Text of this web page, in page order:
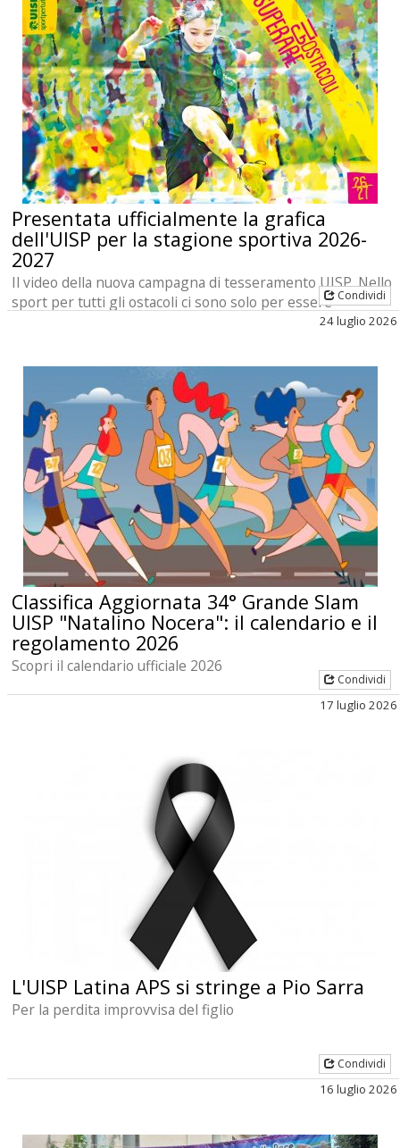
Presentata ufficialmente la grafica
dell'UISP per la stagione sportiva 2026-
2027
Il video della nuova campagna di tesseramento UISP. Nello
sport per tutti gli ostacoli ci sono solo per essere Condividi
24 luglio 2026
Classifica Aggiornata 34° Grande Slam
UISP "Natalino Nocera": il calendario e il
regolamento 2026
Scopri il calendario ufficiale 2026
Condividi
17 luglio 2026
L'UISP Latina APS si stringe a Pio Sarra
Per la perdita improvvisa del figlio
Condividi
16 luglio 2026